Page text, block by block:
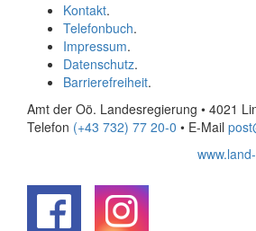
Kontakt.
Telefonbuch.
Impressum.
Datenschutz.
Barrierefreiheit.
Amt der Oö. Landesregierung • 4021
Telefon (+43 732) 77 20-0 • E-Mail